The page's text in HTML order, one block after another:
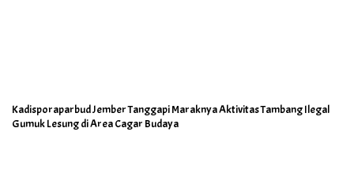
Kadisporaparbud Jember Tanggapi Maraknya Aktivitas Tambang Ilegal
Gumuk Lesung di Area Cagar Budaya